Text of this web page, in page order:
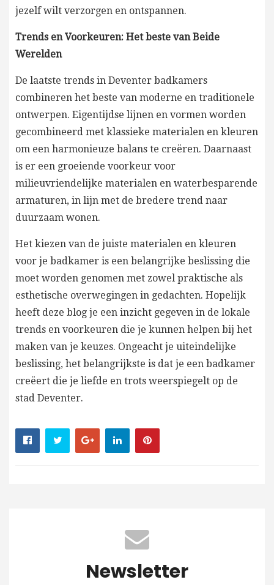
jezelf wilt verzorgen en ontspannen.
Trends en Voorkeuren: Het beste van Beide
Werelden
De laatste trends in Deventer badkamers
combineren het beste van moderne en traditionele
ontwerpen. Eigentijdse lijnen en vormen worden
gecombineerd met klassieke materialen en kleuren
om een harmonieuze balans te creëren. Daarnaast
is er een groeiende voorkeur voor
milieuvriendelijke materialen en waterbesparende
armaturen, in lijn met de bredere trend naar
duurzaam wonen.
Het kiezen van de juiste materialen en kleuren
voor je badkamer is een belangrijke beslissing die
moet worden genomen met zowel praktische als
esthetische overwegingen in gedachten. Hopelijk
heeft deze blog je een inzicht gegeven in de lokale
trends en voorkeuren die je kunnen helpen bij het
maken van je keuzes. Ongeacht je uiteindelijke
beslissing, het belangrijkste is dat je een badkamer
creëert die je liefde en trots weerspiegelt op de
stad Deventer.
Newsletter